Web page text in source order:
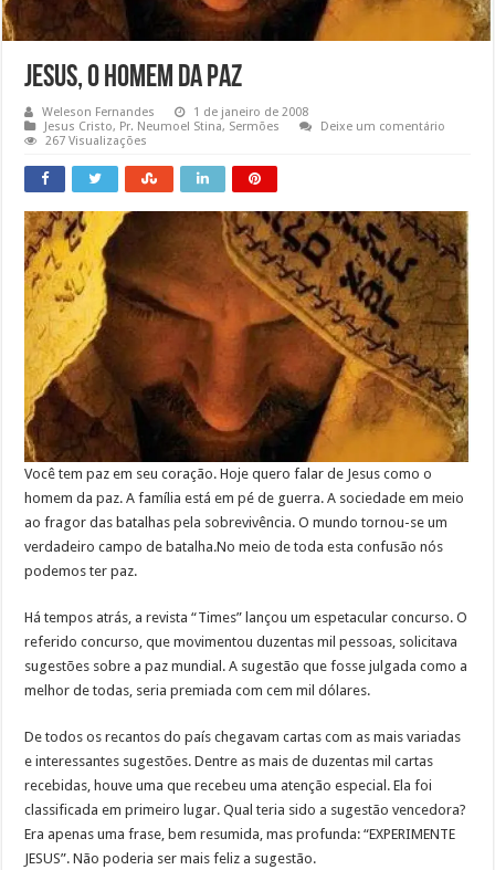
Jesus, O Homem da Paz
Weleson Fernandes
1 de janeiro de 2008
Jesus Cristo, Pr. Neumoel Stina, Sermões
Deixe um comentário
267 Visualizações
Você tem paz em seu coração. Hoje quero falar de Jesus como o
homem da paz. A família está em pé de guerra. A sociedade em meio
ao fragor das batalhas pela sobrevivência. O mundo tornou-se um
verdadeiro campo de batalha.No meio de toda esta confusão nós
podemos ter paz.
Há tempos atrás, a revista “Times” lançou um espetacular concurso. O
referido concurso, que movimentou duzentas mil pessoas, solicitava
sugestões sobre a paz mundial. A sugestão que fosse julgada como a
melhor de todas, seria premiada com cem mil dólares.
De todos os recantos do país chegavam cartas com as mais variadas
e interessantes sugestões. Dentre as mais de duzentas mil cartas
recebidas, houve uma que recebeu uma atenção especial. Ela foi
classificada em primeiro lugar. Qual teria sido a sugestão vencedora?
Era apenas uma frase, bem resumida, mas profunda: “EXPERIMENTE
JESUS”. Não poderia ser mais feliz a sugestão.